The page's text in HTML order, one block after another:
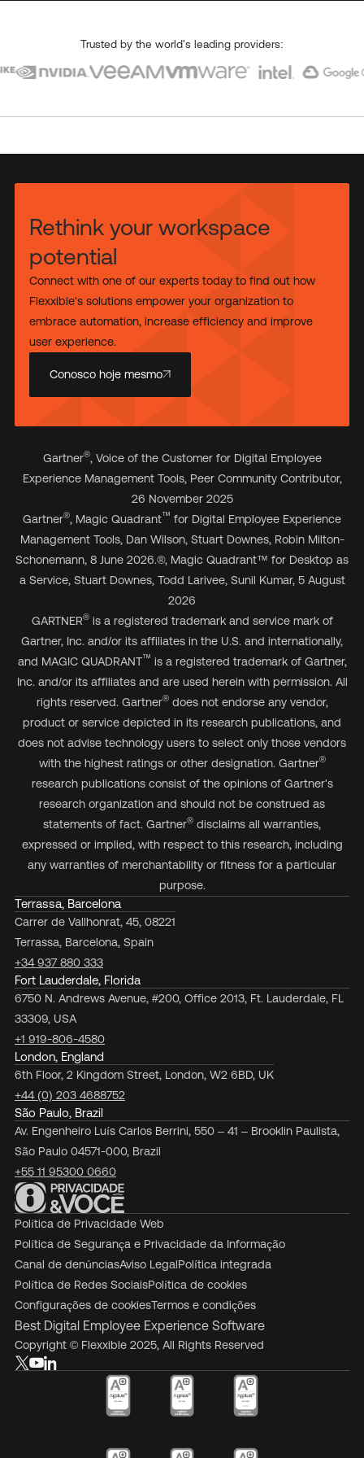
Trusted by the world's leading providers:
Rethink your workspace
potential
Connect with one of our experts today to find out how
Flexxible's solutions empower your organization to
embrace automation, increase efficiency and improve
user experience.
Conosco hoje mesmo
Gartner®, Voice of the Customer for Digital Employee
Experience Management Tools, Peer Community Contributor,
26 November 2025
Gartner®, Magic Quadrant™ for Digital Employee Experience
Management Tools, Dan Wilson, Stuart Downes, Robin Milton-
Schonemann, 8 June 2026.®, Magic Quadrant™ for Desktop as
a Service, Stuart Downes, Todd Larivee, Sunil Kumar, 5 August
2026
GARTNER®is a registered trademark and service mark of
Gartner, Inc. and/or its affiliates in the U.S. and internationally,
and MAGIC QUADRANT™ is a registered trademark of Gartner,
Inc. and/or its affiliates and are used herein with permission. All
rights reserved. Gartner®does not endorse any vendor,
product or service depicted in its research publications, and
does not advise technology users to select only those vendors
with the highest ratings or other designation. Gartner®
research publications consist of the opinions of Gartner's
research organization and should not be construed as
statements of fact. Gartner® disclaims all warranties,
expressed or implied, with respect to this research, including
any warranties of merchantability or fitness for a particular
purpose.
Terrassa, Barcelona
Carrer de Vallhonrat, 45, 08221
Terrassa, Barcelona, Spain
+34 937 880 333
Fort Lauderdale, Florida
6750 N. Andrews Avenue, #200, Office 2013, Ft. Lauderdale, FL
33309, USA
+1 919-806-4580
London, England
6th Floor, 2 Kingdom Street, London, W2 6BD, UK
+44 (0) 203 4688752
São Paulo, Brazil
Av. Engenheiro Luís Carlos Berrini, 550 – 41 – Brooklin Paulista,
São Paulo 04571-000, Brazil
+55 11 95300 0660
Política de Privacidade Web
Política de Segurança e Privacidade da Informação
Canal de denúnciasAviso LegalPolítica integrada
Política de Redes SociaisPolítica de cookies
Configurações de cookiesTermos e condições
Best Digital Employee Experience Software
Copyright © Flexxible 2025, All Rights Reserved